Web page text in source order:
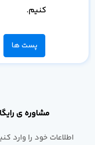
کنیم.
پست ها
مشاوره ی
اطلاعات خود را وارد